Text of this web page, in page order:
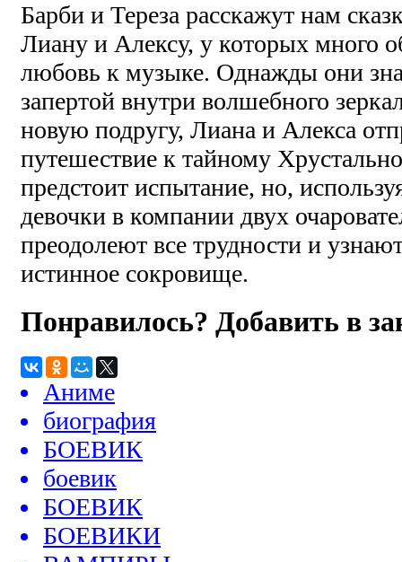
Барби и Тереза расскажут нам
Лиану и Алексу, у которых много
любовь к музыке. Однажды они
запертой внутри волшебного
новую подругу, Лиана и Алекса
путешествие к тайному
предстоит испытание, но,
девочки в компании двух
преодолеют все трудности и
истинное сокровище.
Понравилось? Добавить в
Аниме
биография
БОЕВИК
боевик
БОЕВИК
БОЕВИКИ